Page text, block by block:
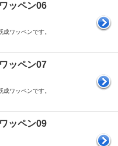
ッペン06
ワッペンです。
ッペン07
ワッペンです。
ッペン09